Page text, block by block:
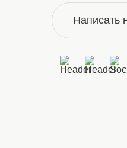
Написать